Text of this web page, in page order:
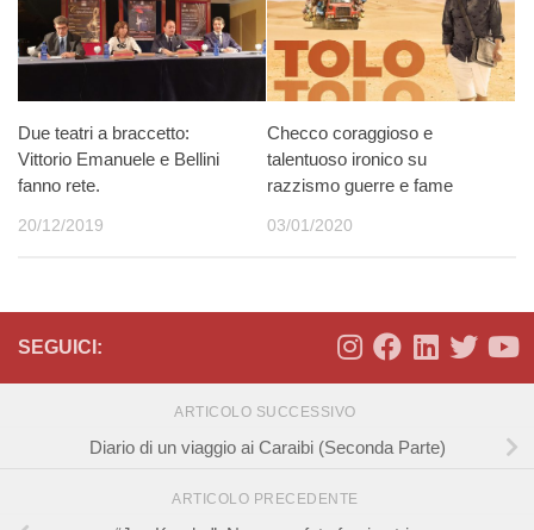
Due teatri a braccetto:
Vittorio Emanuele e Bellini
fanno rete.
20/12/2019
Checco coraggioso e
talentuoso ironico su
razzismo guerre e fame
03/01/2020
SEGUICI:
ARTICOLO SUCCESSIVO
Diario di un viaggio ai Caraibi (Seconda Parte)
ARTICOLO PRECEDENTE